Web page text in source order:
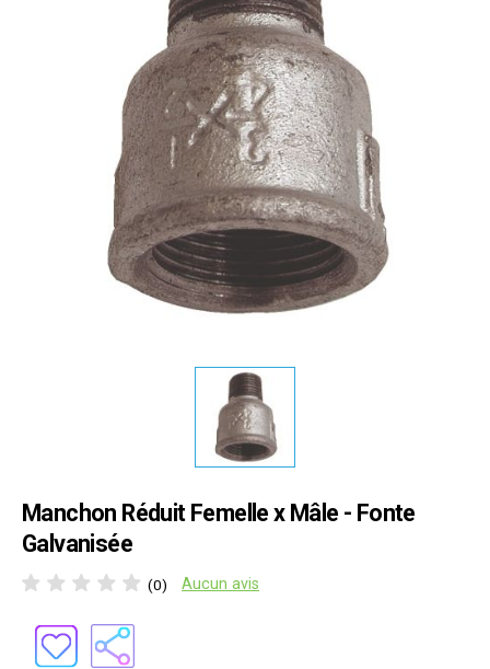
Manchon Réduit Femelle x Mâle - Fonte
Galvanisée
(0) Aucun avis